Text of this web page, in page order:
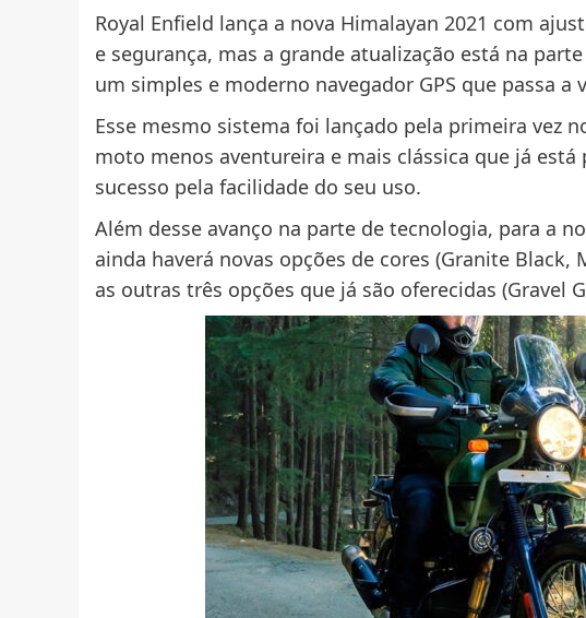
Royal Enfield lança a nova Himalayan 2021 com
e segurança, mas a grande atualização está na
um simples e moderno navegador GPS que passa a
Esse mesmo sistema foi lançado pela primeira vez
moto menos aventureira e mais clássica que já
sucesso pela facilidade do seu uso.
Além desse avanço na parte de tecnologia, para a
ainda haverá novas opções de cores (Granite Black,
as outras três opções que já são oferecidas (Gravel